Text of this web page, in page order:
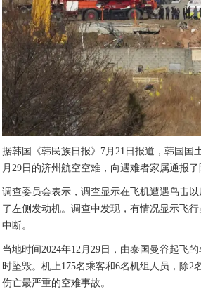
据韩国《韩民族日报》7月21日报道，韩国国
月29日的济州航空空难，向遇难者家属通报了
调查委员会表示，调查显示在飞机遭遇鸟击
了左侧发动机。调查中发现，有情况显示飞
中断。
当地时间2024年12月29日，由泰国曼谷起飞
时坠毁。机上175名乘客和6名机组人员，除
伤亡最严重的空难事故。